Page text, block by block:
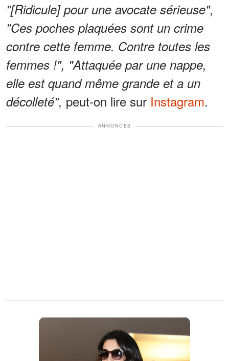
"[Ridicule] pour une avocate sérieuse",
"Ces poches plaquées sont un crime
contre cette femme. Contre toutes les
femmes !", "Attaquée par une nappe,
elle est quand même grande et a un
décolleté", peut-on lire sur Instagram.
ANNONCES